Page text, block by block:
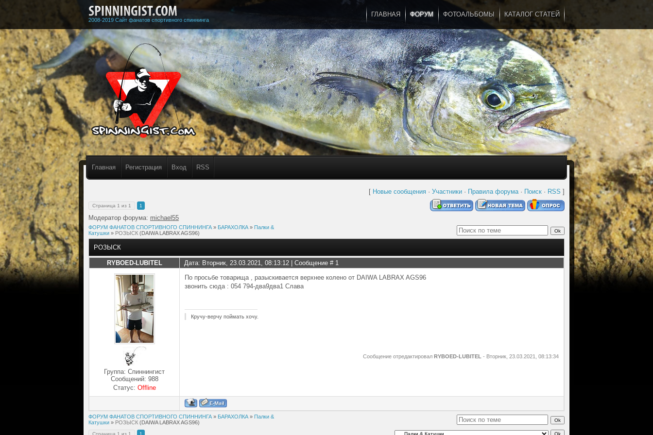
2008-2019 Сайт фанатов спортивного спиннинга
ГЛАВНАЯ ФОРУМ ФОТОАЛЬБОМЫ КАТАЛОГ СТАТЕЙ
Главная Регистрация Вход RSS
...
[ Новые сообщения · Участники · Правила форума· Поиск · RSS ]
Страница 1 из 1 1
Модератор форума: michael55
ФОРУМ ФАНАТОВ СПОРТИВНОГО СПИННИНГА » БАРАХОЛКА » Палки &
Катушки » РОЗЫСК (DAIWA LABRAX AGS96)
РОЗЫСК
RYBOED-LUBITEL Дата: Вторник, 23.03.2021, 08:13:12 | Сообщение # 1
Группа: Спиннингист
Сообщений: 988
Статус: Offline
По просьбе товарища , разыскивается верхнее колено от DAIWA LABRAX AGS96
звонить сюда : 054 794-два9два1 Слава
Кручу-верчу поймать хочу.
Сообщение отредактировал RYBOED-LUBITEL - Вторник, 23.03.2021, 08:13:34
ФОРУМ ФАНАТОВ СПОРТИВНОГО СПИННИНГА » БАРАХОЛКА » Палки &
Катушки » РОЗЫСК (DAIWA LABRAX AGS96)
Страница 1 из 1 1